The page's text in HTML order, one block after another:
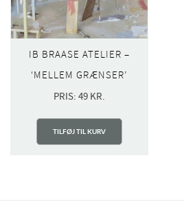
IB BRAASE ATELIER –
‘MELLEM GRÆNSER’
PRIS: 49 KR.
TILFØJ TIL KURV